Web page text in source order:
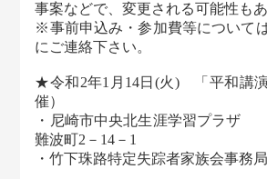
事案などで、変更される可能性も
※事前申込み・参加費等について
にご連絡下さい。
★令和2年1月14日(火) 「平和講
催）
・尼崎市中央北生涯学習プラザ
難波町2－14－1
・竹下珠路特定失踪者家族会事務